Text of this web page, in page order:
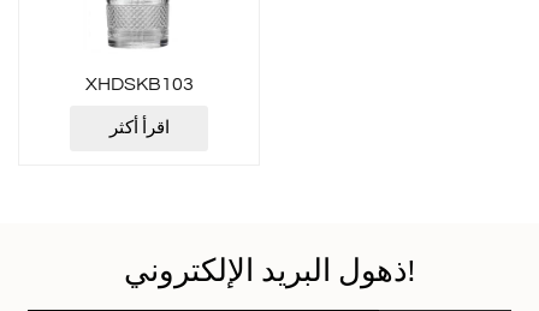
XHDSKB103
اقرأ أكثر
ذهول البريد الإلكتروني!